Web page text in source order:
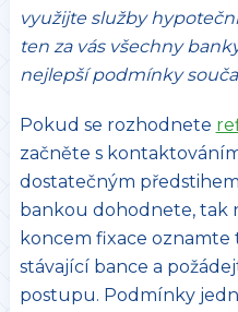
využijte služby
ten za vás všechny
nejlepší podmínky
Pokud se rozhodnete
začněte s
dostatečným
bankou dohodnete, tak
koncem fixace
stávající bance a
postupu. Podmínky